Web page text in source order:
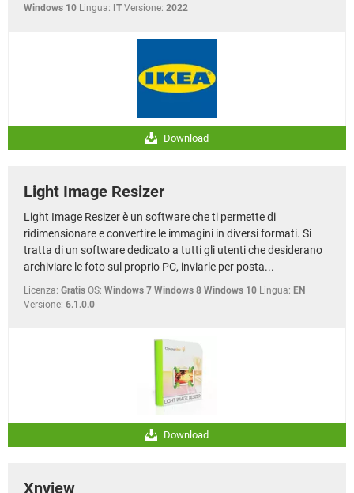
Windows 10 Lingua: IT Versione: 2022
Download
Light Image Resizer
Light Image Resizer è un software che ti permette di
ridimensionare e convertire le immagini in diversi formati. Si
tratta di un software dedicato a tutti gli utenti che desiderano
archiviare le foto sul proprio PC, inviarle per posta...
Licenza: Gratis OS: Windows 7 Windows 8 Windows 10 Lingua: EN
Versione: 6.1.0.0
Download
Xnview